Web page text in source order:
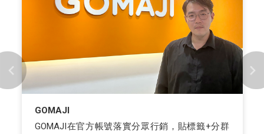
GOMAJI
GOMAJI在官方帳號落實分眾行銷，貼標籤+分群